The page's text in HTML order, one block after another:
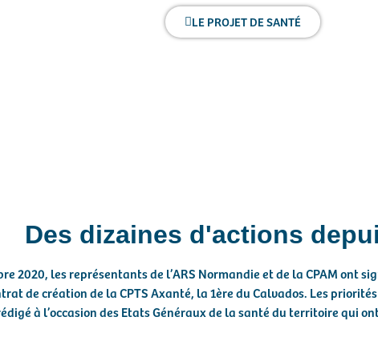
LE PROJET DE SANTÉ
Des dizaines d'actions
2020, les représentants de l’ARS Normandie et de la CPAM ont
de création de la CPTS Axanté, la 1ère du Calvados. Les
à l’occasion des Etats Généraux de la santé du territoire qui